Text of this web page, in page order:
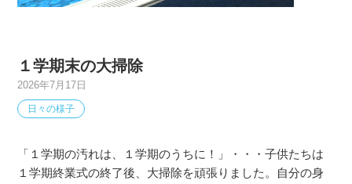
１学期末の大掃除
2026年7月17日
日々の様子
「１学期の汚れは、１学期のうちに！」・・・子供たちは
１学期終業式の終了後、大掃除を頑張りました。自分の身